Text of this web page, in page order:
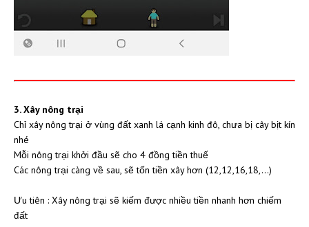
3. Xây nông trại
Chỉ xây nông trại ở vùng đất xanh lá cạnh kinh đô, chưa bị cây bịt kín
nhé
Mỗi nông trại khởi đầu sẽ cho 4 đồng tiền thuế
Các nông trại càng về sau, sẽ tốn tiền xây hơn (12,12,16,18,...)
Ưu tiên : Xây nông trại sẽ kiếm được nhiều tiền nhanh hơn chiếm
đất